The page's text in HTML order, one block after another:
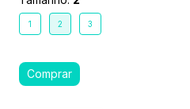
1 2 3